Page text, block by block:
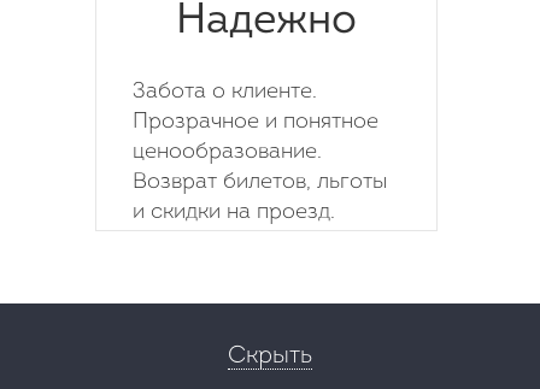
Надежно
Забота о клиенте.
Прозрачное и понятное
ценообразование.
Возврат билетов, льготы
и скидки на проезд.
Скрыть